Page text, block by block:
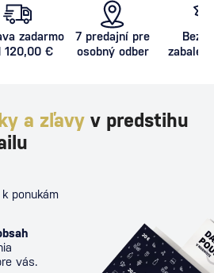
zadarmo
120,00 €
7 predajní pre
osobný odber
a zľavy v predstihu
ponukám
vás.